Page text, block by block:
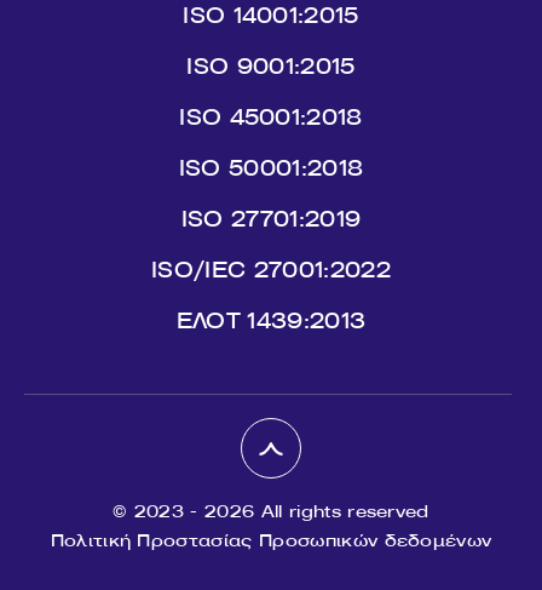
ISO 14001:2015
ISO 9001:2015
ISO 45001:2018
ISO 50001:2018
ISO 27701:2019
ISO/IEC 27001:2022
ΕΛΟΤ 1439:2013
© 2023 - 2026 All rights reserved
Πολιτική Προστασίας Προσωπικών δεδομένων